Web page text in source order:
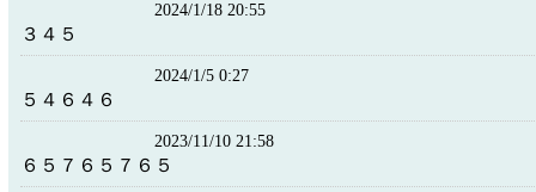
2024/1/18 20:55
３４５
2024/1/5 0:27
５４６４６
2023/11/10 21:58
６５７６５７６５